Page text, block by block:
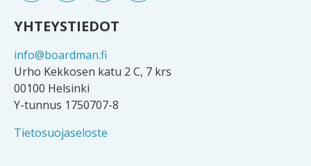
YHTEYSTIEDOT
info@boardman.fi
Urho Kekkosen katu 2 C, 7 krs
00100 Helsinki
Y-tunnus 1750707-8
Tietosuojaseloste